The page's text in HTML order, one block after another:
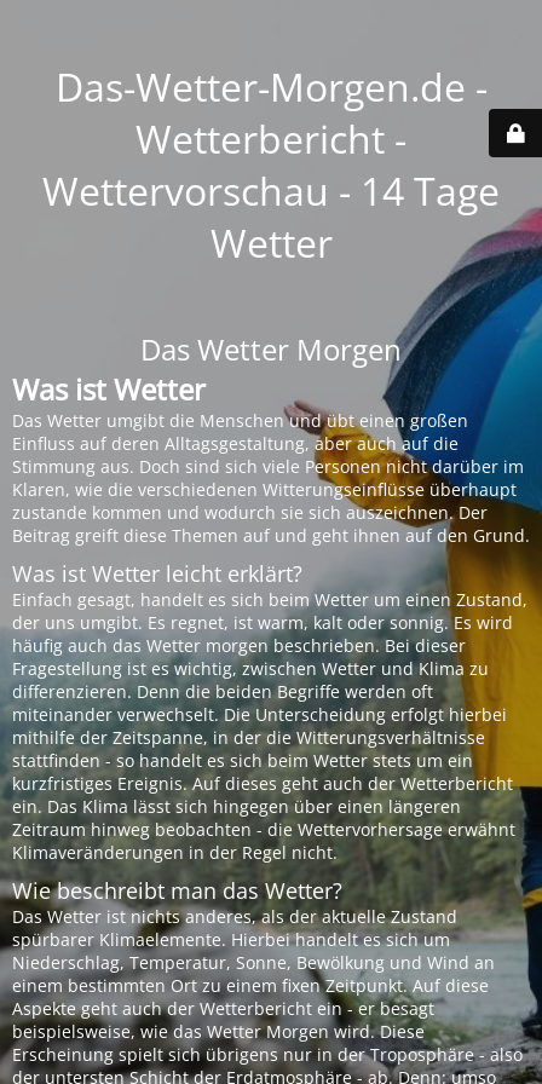
Das-Wetter-Morgen.de -
Wetterbericht -
Wettervorschau - 14 Tage
Wetter
Das Wetter Morgen
Was ist Wetter
Das Wetter umgibt die Menschen und übt einen großen
Einfluss auf deren Alltagsgestaltung, aber auch auf die
Stimmung aus. Doch sind sich viele Personen nicht darüber im
Klaren, wie die verschiedenen Witterungseinflüsse überhaupt
zustande kommen und wodurch sie sich auszeichnen. Der
Beitrag greift diese Themen auf und geht ihnen auf den Grund.
Was ist Wetter leicht erklärt?
Einfach gesagt, handelt es sich beim Wetter um einen Zustand,
der uns umgibt. Es regnet, ist warm, kalt oder sonnig. Es wird
häufig auch das Wetter morgen beschrieben. Bei dieser
Fragestellung ist es wichtig, zwischen Wetter und Klima zu
differenzieren. Denn die beiden Begriffe werden oft
miteinander verwechselt. Die Unterscheidung erfolgt hierbei
mithilfe der Zeitspanne, in der die Witterungsverhältnisse
stattfinden - so handelt es sich beim Wetter stets um ein
kurzfristiges Ereignis. Auf dieses geht auch der Wetterbericht
ein. Das Klima lässt sich hingegen über einen längeren
Zeitraum hinweg beobachten - die Wettervorhersage erwähnt
Klimaveränderungen in der Regel nicht.
Wie beschreibt man das Wetter?
Das Wetter ist nichts anderes, als der aktuelle Zustand
spürbarer Klimaelemente. Hierbei handelt es sich um
Niederschlag, Temperatur, Sonne, Bewölkung und Wind an
einem bestimmten Ort zu einem fixen Zeitpunkt. Auf diese
Aspekte geht auch der Wetterbericht ein - er besagt
beispielsweise, wie das Wetter Morgen wird. Diese
Erscheinung spielt sich übrigens nur in der Troposphäre - also
der untersten Schicht der Erdatmosphäre - ab. Denn: umso